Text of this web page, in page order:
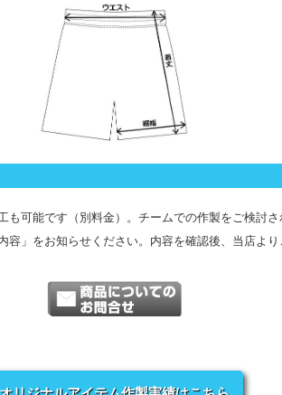
も可能です（別料金）。チームでの作製をご検討
容」をお知らせください。内容を確認後、当店より